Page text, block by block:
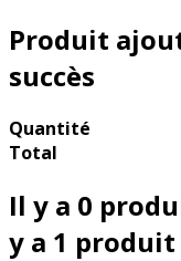
Produit
succès
Quantité
Total
Il y a 0
y a 1